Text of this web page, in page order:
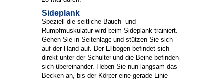
Sideplank
Speziell die seitliche Bauch- und
Rumpfmuskulatur wird beim Sideplank trainiert.
Gehen Sie in Seitenlage und stützen Sie sich
auf der Hand auf. Der Ellbogen befindet sich
direkt unter der Schulter und die Beine befinden
sich übereinander. Heben Sie nun langsam das
Becken an, bis der Körper eine gerade Linie